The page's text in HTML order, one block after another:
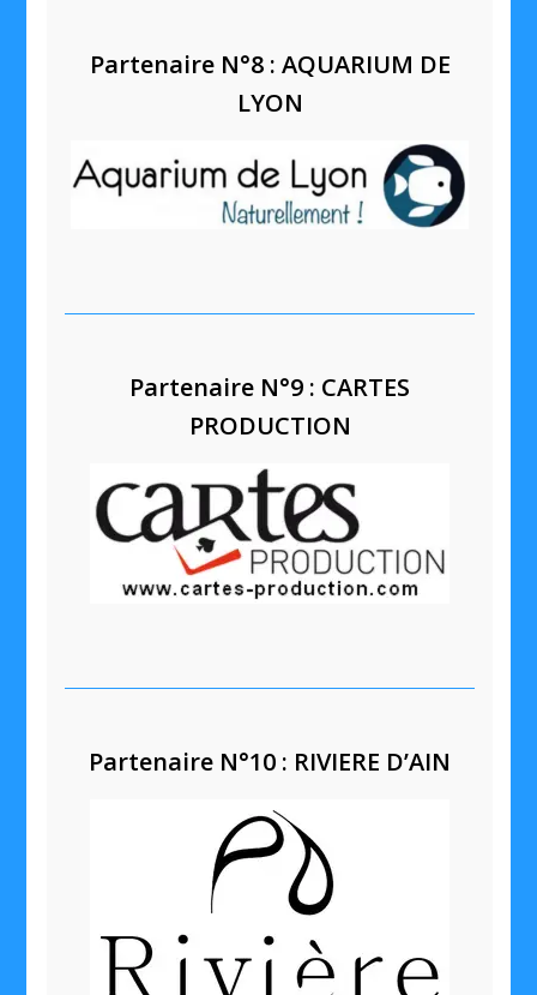
Partenaire N°8 : AQUARIUM DE
LYON
Partenaire N°9 : CARTES
PRODUCTION
Partenaire N°10 : RIVIERE D’AIN